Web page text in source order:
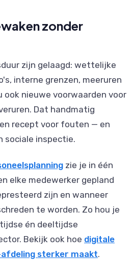
zonder
zijn gelaagd: wettelijke
interne grenzen, meeruren
ook nieuwe voorwaarden voor
Dat handmatig
recept voor fouten — en
sociale inspectie.
zie je in één
elke medewerker gepland
zijn en wanneer
te worden. Zo hou je
én deeltijdse
Bekijk ook hoe digitale
sterker maakt.